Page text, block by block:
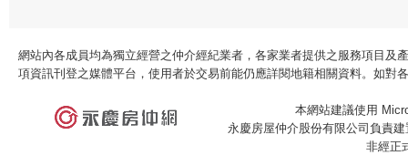
***賀成交***鼎山家樂福套房菁英會
***賀成交***建工學區公寓一樓
網站內各成員均為獨立經營之仲介經紀業者，各家業者提供之服務項目
項資訊刊登之媒體平台，使用者於交易前能仍應詳閱地籍相關資料。如對
本網站建議使用
永慶房屋仲介股份有限公司負責
非經正